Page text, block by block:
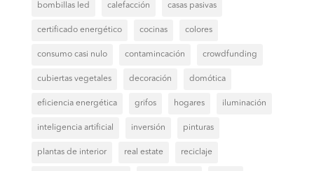
bombillas led calefacción casas pasivas
certificado energético cocinas colores
consumo casi nulo contamincación crowdfunding
cubiertas vegetales decoración domótica
eficiencia energética grifos hogares iluminación
inteligencia artificial inversión pinturas
plantas de interior real estate reciclaje